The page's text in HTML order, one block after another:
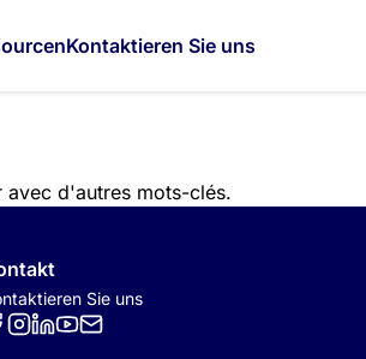
Kontaktieren Sie uns
avec d'autres mots-clés.
Sie uns
sociaux